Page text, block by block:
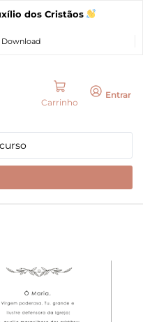
dos Cristãos
Download
Carrinho
Entrar